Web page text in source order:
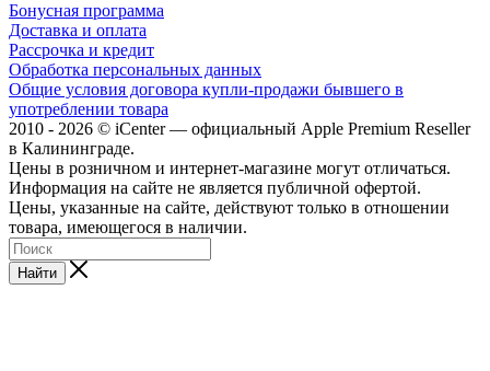
Бонусная программа
Доставка и оплата
Рассрочка и кредит
Обработка персональных данных
Общие условия договора купли-продажи бывшего в
употреблении товара
2010 - 2026 © iCenter — официальный Apple Premium Reseller
в Калининграде.
Цены в розничном и интернет-магазине могут отличаться.
Информация на сайте не является публичной офертой.
Цены, указанные на сайте, действуют только в отношении
товара, имеющегося в наличии.
Найти